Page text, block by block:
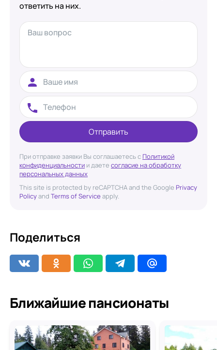
ответить на них.
Отправить
При отправке заявки Вы соглашаетесь с Политикой
конфиденциальности и даете согласие на обработку
персональных данных
This site is protected by reCAPTCHA and the Google Privacy
Policyand Terms of Service apply.
Поделиться
Ближайшие пансионаты